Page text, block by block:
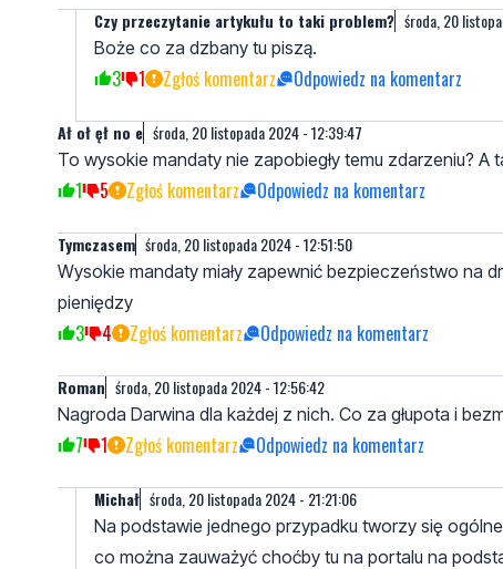
Czy przeczytanie artykułu to taki problem? środa, 20
Boże co za dzbany tu piszą.
3 1 Zgłoś komentarz Odpowiedz na komentarz
Ał oł ęł no e środa, 20 listopada 2024 - 12:39:47
To wysokie mandaty nie zapobiegły temu zdarzeniu? A
1 5 Zgłoś komentarz Odpowiedz na komentarz
Tymczasem środa, 20 listopada 2024 - 12:51:50
Wysokie mandaty miały zapewnić bezpieczeństwo na
pieniędzy
3 4 Zgłoś komentarz Odpowiedz na komentarz
Roman środa, 20 listopada 2024 - 12:56:42
Nagroda Darwina dla każdej z nich. Co za głupota i
7 1 Zgłoś komentarz Odpowiedz na komentarz
Michał środa, 20 listopada 2024 - 21:21:06
Na podstawie jednego przypadku tworzy się
co można zauważyć choćby tu na portalu na